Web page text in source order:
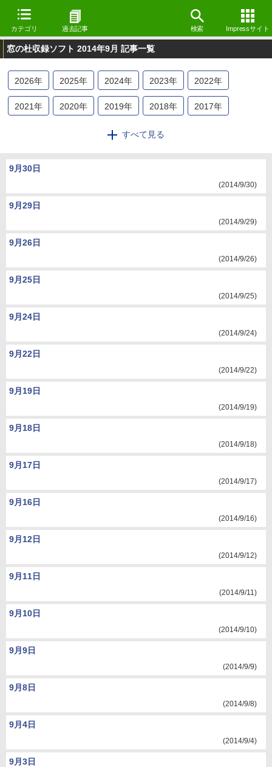
カテゴリ 過去記事 検索 Impressサイト
窓の杜収録ソフト 2014年9月 記事一覧
2026年 2025年 2024年 2023年 2022年
2021年 2020年 2019年 2018年 2017年
2014年 2013
すべて見る
9月30日
(2014/9/30)
9月29日
(2014/9/29)
9月26日
(2014/9/26)
9月25日
(2014/9/25)
9月24日
(2014/9/24)
9月22日
(2014/9/22)
9月19日
(2014/9/19)
9月18日
(2014/9/18)
9月17日
(2014/9/17)
9月16日
(2014/9/16)
9月12日
(2014/9/12)
9月11日
(2014/9/11)
9月10日
(2014/9/10)
9月9日
(2014/9/9)
9月8日
(2014/9/8)
9月4日
(2014/9/4)
9月3日